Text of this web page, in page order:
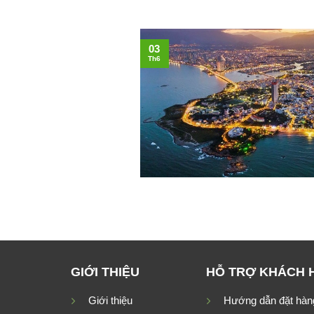
03
Th6
GIỚI THIỆU
Giới thiệu
HỖ TRỢ KHÁCH
Hướng dẫn đặt